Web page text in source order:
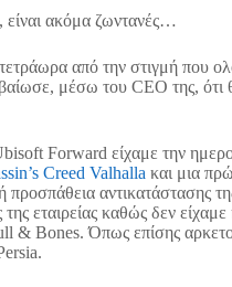
είναι ακόμα ζωντανές…
από την στιγμή που
μέσω του CEO της,
Forward είχαμε την
Creed Valhalla και μια
αντικατάστασης
εταιρείας καθώς δεν
Bones. Όπως επίσης αρκετοί